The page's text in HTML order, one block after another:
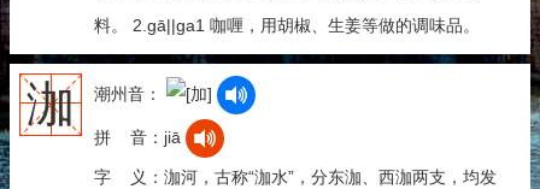
料。 2.gā||ga1 咖喱，用胡椒、生姜等做的调味品。
泇 潮州音：
拼 音：jiā
字 义：泇河，古称“泇水”，分东泇、西泇两支，均发